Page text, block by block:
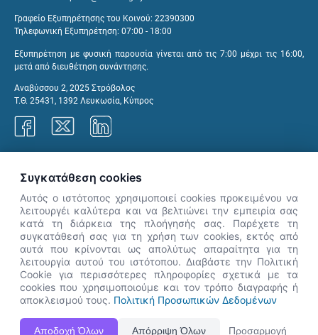
Γραφείο Εξυπηρέτησης του Κοινού: 22390300
Τηλεφωνική Εξυπηρέτηση: 07:00 - 18:00
Εξυπηρέτηση με φυσική παρουσία γίνεται από τις 7:00 μέχρι τις 16:00,
μετά από διευθέτηση συνάντησης.
Αναβύσσου 2, 2025 Στρόβολος
Τ.Θ. 25431, 1392 Λευκωσία, Κύπρος
Η Ιστοσελίδα ΑνΑΔ είναι πλήρως συμβατή με τις νεότερες εκδόσεις, Google Chrome, Mozilla Firefox,
Apple Safari καθώς και Internet Explorer.
👋 Καλώς ήρθες! Είμαι η Νόησις.
Πες μου πώς μπορώ να σε βοηθήσω
σήμερα.
Συγκατάθεση cookies
Αυτός ο ιστότοπος χρησιμοποιεί cookies προκειμένου να
λειτουργέι καλύτερα και να βελτιώνει την εμπειρία σας
κατά τη διάρκεια της πλοήγησής σας. Παρέχετε τη
συγκατάθεσή σας για τη χρήση των cookies, εκτός από
αυτά που κρίνονται ως απολύτως απαραίτητα για τη
λειτουργία αυτού του ιστότοπου. Διαβάστε την Πολιτική
Cookie για περισσότερες πληροφορίες σχετικά με τα
cookies που χρησιμοποιούμε και τον τρόπο διαγραφής ή
αποκλεισμού τους. Πολιτική Προσωπικών Δεδομένων
Αποδοχή Όλων Απόρριψη Όλων Προσαρμογή